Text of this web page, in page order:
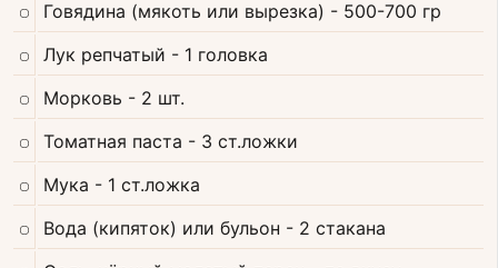
Говядина (мякоть или вырезка) - 500-700 гр
Лук репчатый - 1 головка
Морковь - 2 шт.
Томатная паста - 3 ст.ложки
Мука - 1 ст.ложка
Вода (кипяток) или бульон - 2 стакана